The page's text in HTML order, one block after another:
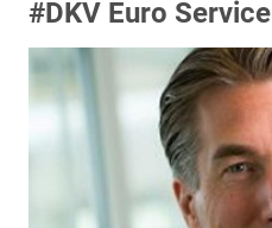
#DKV Euro Service